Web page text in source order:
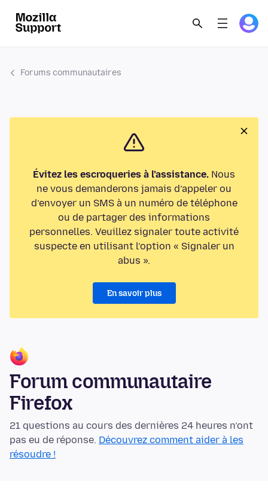
Forums communautaires
Évitez les escroqueries à l’assistance. Nous
ne vous demanderons jamais d’appeler ou
d’envoyer un SMS à un numéro de téléphone
ou de partager des informations
personnelles. Veuillez signaler toute activité
suspecte en utilisant l’option « Signaler un
abus ».
En savoir plus
Forum communautaire
Firefox
21 questions au cours des dernières 24 heures n’ont
pas eu de réponse. Découvrez comment aider à les
résoudre !